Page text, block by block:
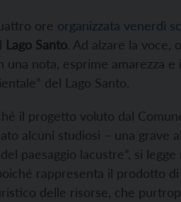
ore organizzata venerdì
Lago Santo. Ad alzare la voce,
una nota, esprime amarezza
del Lago Santo.
il progetto voluto dal
alcuni studiosi – una grave
paesaggio lacustre”, si
rappresenta il prodotto
delle risorse, che